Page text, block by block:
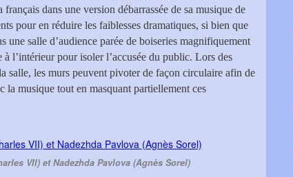
dans une version débarrassée de sa musique de
pour en réduire les faiblesses dramatiques, si bien que
une salle d’audience parée de boiseries magnifiquement
l’intérieur pour isoler l’accusée du public. Lors des
salle, les murs peuvent pivoter de façon circulaire afin de
la musique tout en masquant partiellement ces
VII) et Nadezhda Pavlova (Agnès Sorel)